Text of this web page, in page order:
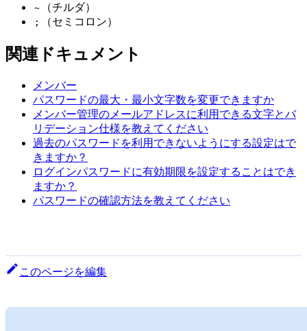
~ （チルダ）
; （セミコロン）
関連ドキュメント
メンバー
パスワードの最大・最小文字数を変更できますか
メンバー管理のメールアドレスに利用できる文字とバ
リデーション仕様を教えてください
過去のパスワードを利用できないようにする設定はで
きますか？
ログインパスワードに有効期限を設定することはでき
ますか？
パスワードの確認方法を教えてください
このページを編集